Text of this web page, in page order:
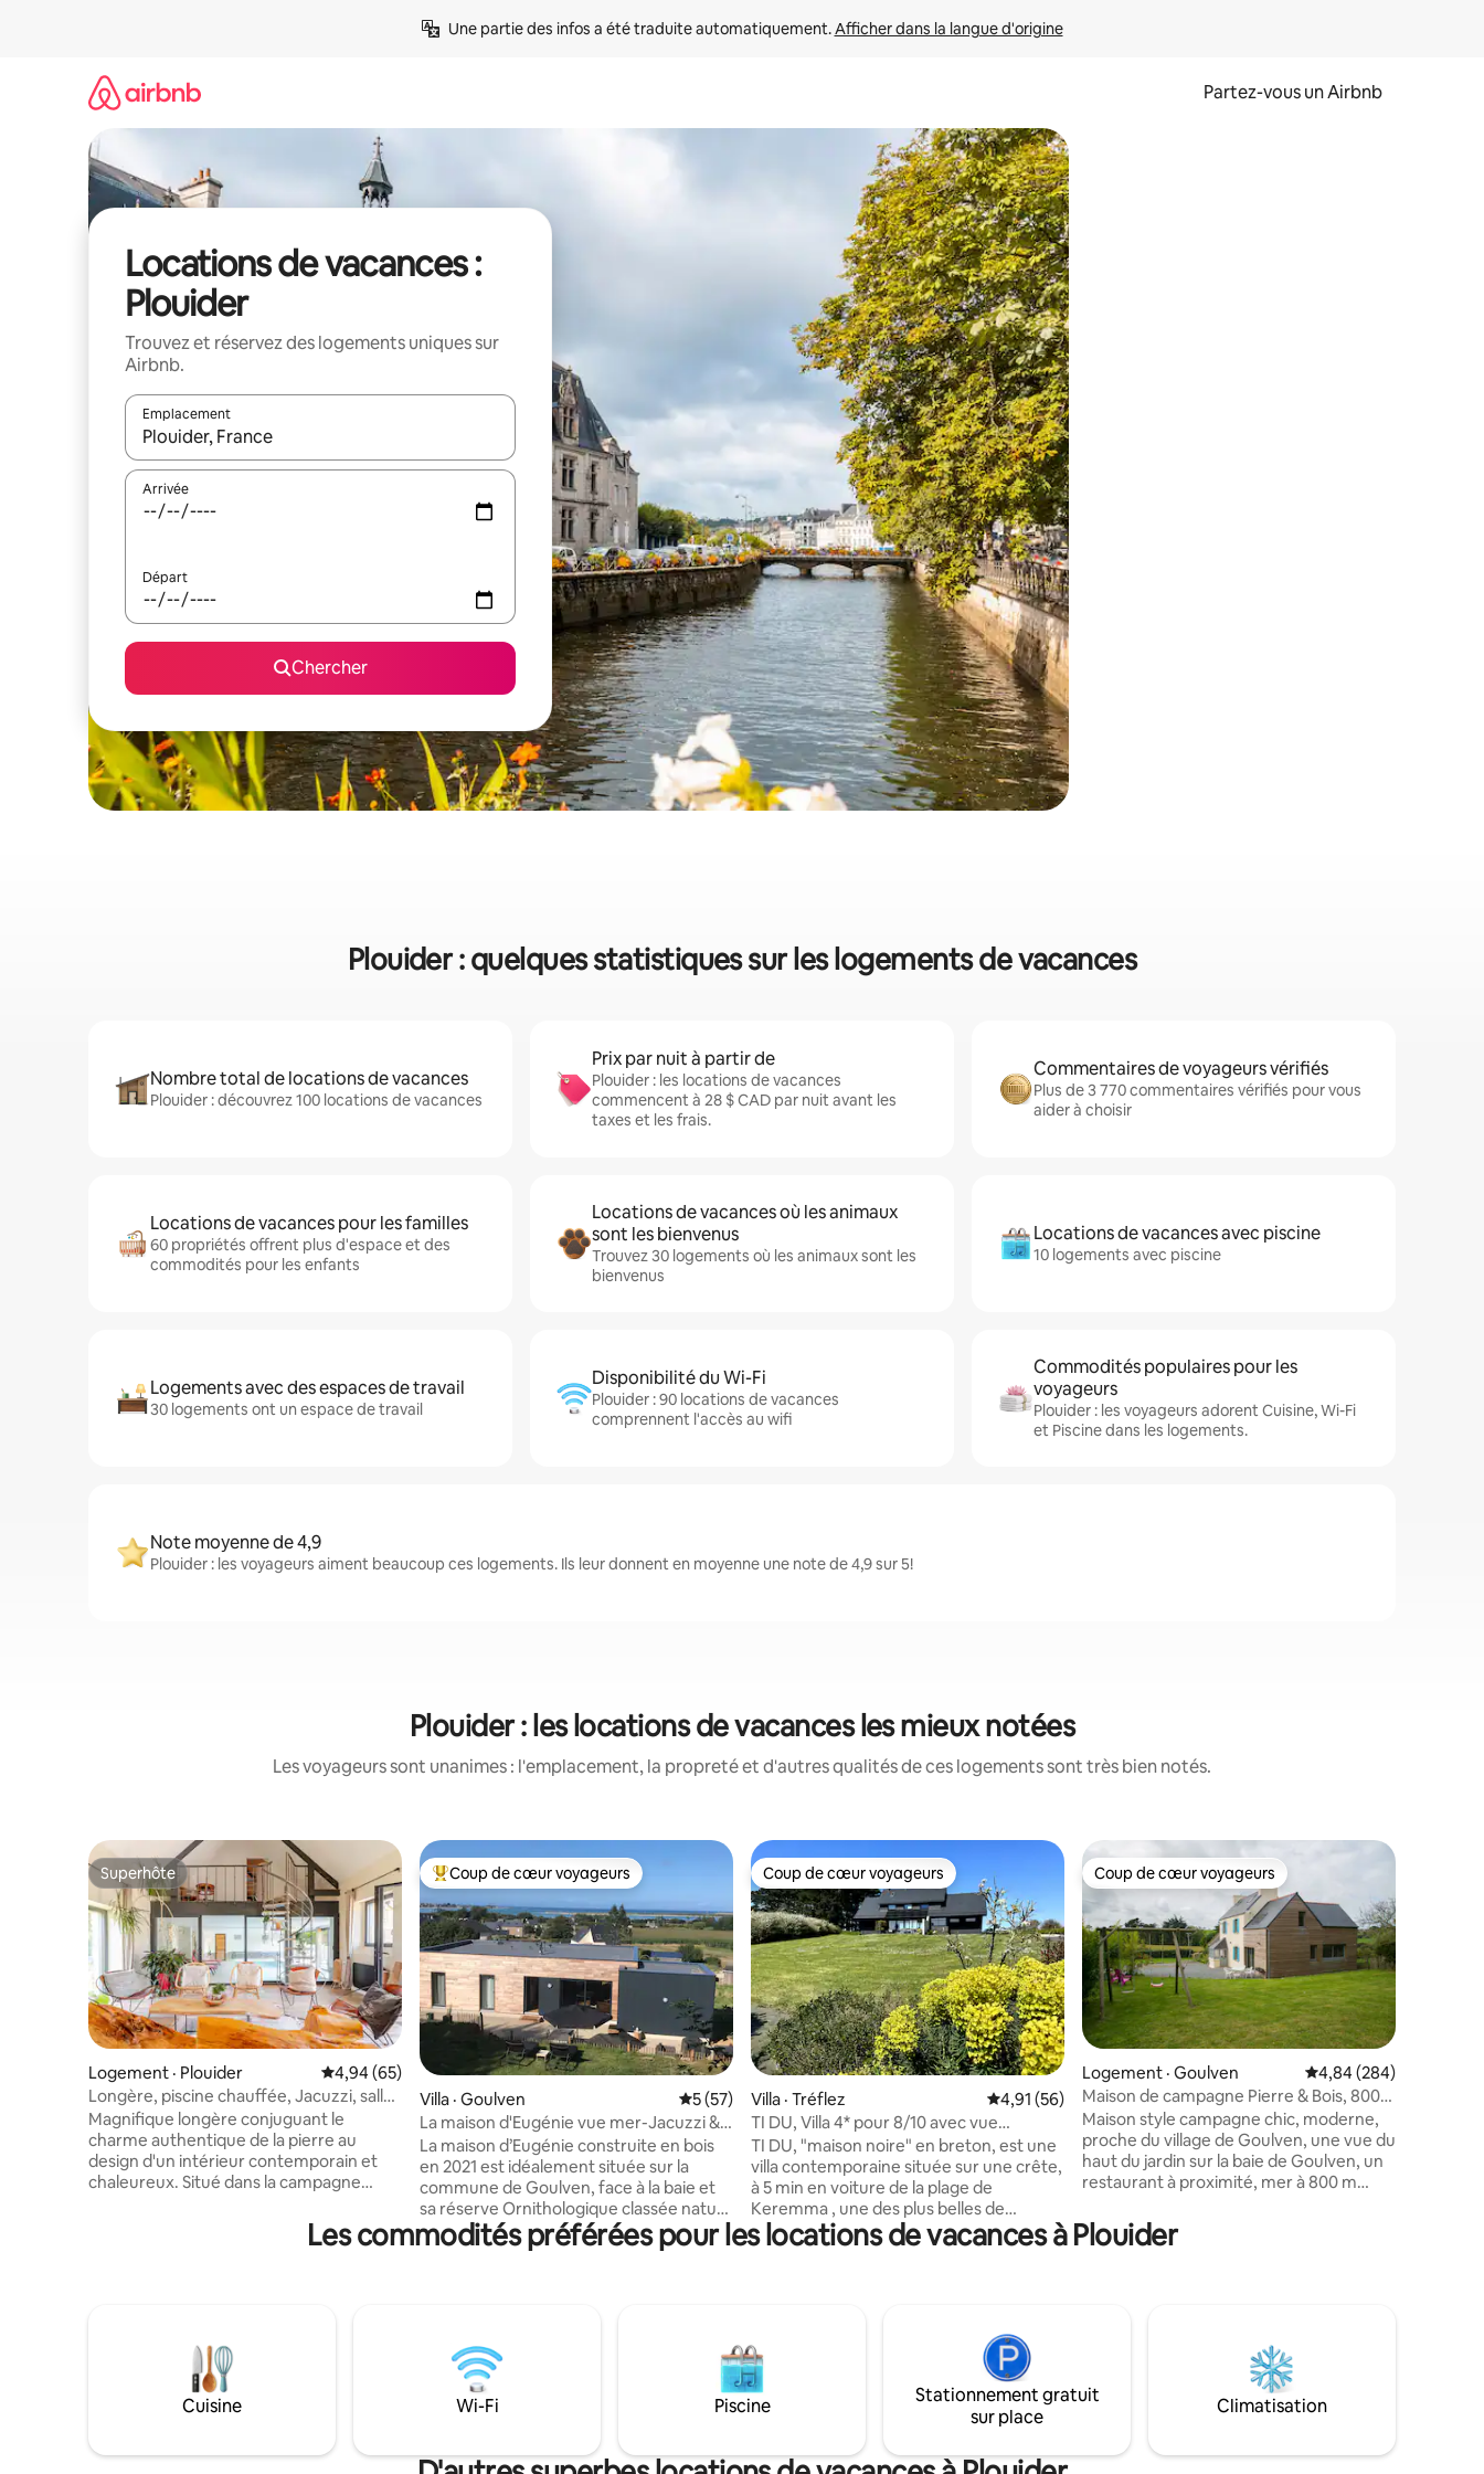
Une partie des infos a été traduite automatiquement. Afficher dans la langue d'origine
Partez-vous un Airbnb
Locations de vacances :
Plouider
Trouvez et réservez des logements uniques sur
Airbnb.
Emplacement
Quand les résultats sont affichés, parcourez-les en utilisant les flèches vers le haut et vers le bas, ou en appuyant dessus et en les faisant glisser.
Arrivée
Départ
Chercher
Plouider : quelques statistiques sur les logements de vacances
Nombre total de locations de vacances
Plouider : découvrez 100 locations de vacances
Prix par nuit à partir de
Plouider : les locations de vacances
commencent à 28 $ CAD par nuit avant les
taxes et les frais.
Commentaires de voyageurs vérifiés
Plus de 3 770 commentaires vérifiés pour vous
aider à choisir
Locations de vacances pour les familles
60 propriétés offrent plus d'espace et des
commodités pour les enfants
Locations de vacances où les animaux
sont les bienvenus
Trouvez 30 logements où les animaux sont les
bienvenus
Locations de vacances avec piscine
10 logements avec piscine
Logements avec des espaces de travail
30 logements ont un espace de travail
Disponibilité du Wi-Fi
Plouider : 90 locations de vacances
comprennent l'accès au wifi
Commodités populaires pour les
voyageurs
Plouider : les voyageurs adorent Cuisine, Wi-Fi
et Piscine dans les logements.
Note moyenne de 4,9
Plouider : les voyageurs aiment beaucoup ces logements. Ils leur donnent en moyenne une note de 4,9 sur 5!
Plouider : les locations de vacances les mieux notées
Les voyageurs sont unanimes : l'emplacement, la propreté et d'autres qualités de ces logements sont très bien notés.
Superhôte
Superhôte
Logement · Plouider Note moyenne de 4,94 sur 5, 65 commentaires
4,94 (65)
Longère, piscine chauffée, Jacuzzi, salle
cinéma
Magnifique longère conjuguant le
charme authentique de la pierre au
design d'un intérieur contemporain et
chaleureux. Situé dans la campagne
ancien corps de ferme est à environ 8
km des dunes de Keremma,de la baie de
dans la piscine intérieur chauffée toute
l’année, regardez un bon film dans la salle
Coup de cœur voyageurs parmi les plus aimés
Coup de cœur voyageurs
Villa · Goulven Note moyenne de 5 sur 5, 57 commentaires
5 (57)
La maison d'Eugénie vue mer-Jacuzzi &
grand jardin
La maison d’Eugénie construite en bois
en 2021 est idéalement située sur la
commune de Goulven, face à la baie et
sa réserve Ornithologique classée natura
2000.En suivant le Sentier de randonnée
sur 2,4 km vous découvrirez le site de la
italienne. La pièce jacuzzi est intégrée à
la maison et l’accès se fait par l’intérieur
où l’extérieur. terrasse sud
Coup de cœur voyageurs
Coup de cœur voyageurs
Villa · Tréflez Note moyenne de 4,91 sur 5, 56 commentaires
4,91 (56)
TI DU, Villa 4* pour 8/10 avec vue
panoramique
TI DU, "maison noire" en breton, est une
villa contemporaine située sur une crête,
à 5 min en voiture de la plage de
Keremma , une des plus belles de
France. C'est le point de départ parfait
pour découvrir les pépites du Finistère
Elle offre un panorama saisissant sur la
campagne vallonnée et une vue sur la
mer à 2 km à vol d'oiseau. Classée 4
étoiles, elle est très confortable.
Coup de cœur voyageurs
Coup de cœur voyageurs
Logement · Goulven Note moyenne de
4,84 (284)
Maison de campagne Pierre & Bois, 800m
de la baie
Maison style campagne chic, moderne,
proche du village de Goulven, une vue du
haut du jardin sur la baie de Goulven, un
restaurant à proximité, mer à 800 m
sports nautiques à proximité. Vous
apprécierez mon logement pour le
(avec enfants), les groupes et les
compagnons à quatre pattes.
Les commodités préférées pour les locations de vacances à Plouider
Cuisine Wi-Fi Piscine
Stationnement gratuit
sur place
Climatisation